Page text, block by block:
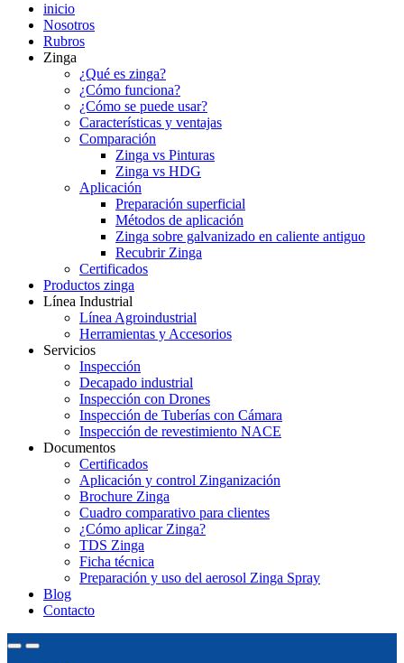
inicio
Nosotros
Rubros
Zinga
¿Qué es zinga?
¿Cómo funciona?
¿Cómo se puede usar?
Características y ventajas
Comparación
Zinga vs Pinturas
Zinga vs HDG
Aplicación
Preparación superficial
Métodos de aplicación
Zinga sobre galvanizado en caliente antiguo
Recubrir Zinga
Certificados
Productos zinga
Línea Industrial
Línea Agroindustrial
Herramientas y Accesorios
Servicios
Inspección
Decapado industrial
Inspección con Drones
Inspección de Tuberías con Cámara
Inspección de revestimiento NACE
Documentos
Certificados
Aplicación y control Zinganización
Brochure Zinga
Cuadro comparativo para clientes
¿Cómo aplicar Zinga?
TDS Zinga
Ficha técnica
Preparación y uso del aerosol Zinga Spray
Blog
Contacto